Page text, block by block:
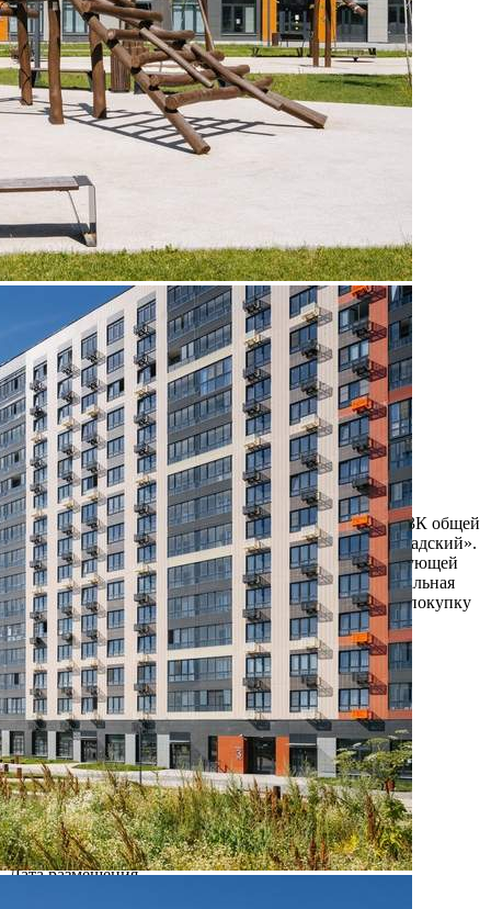
108024 - Г. МОСКВА,
ЛЕНИНГРАДСКОЕ
ШОССЕ, Д.228БСТР1
Москва / Московская обл
Получить контакты Посмотреть на карте
Прямая продажа от застройщика! Кладовая номер 123К общей
площадью 5.9 кв. м на -1-м этаже в ЖК «1-й Ленинградский».
Дополнительная скидка 2% на покупку 2-й и последующей
недвижимости: для клиентов предоставляется специальная
скидка до 2%. Скидку на вторую или последующую покупку
можно получить при приобретен...
347 (+1)
Навигация
Характеристики
О помещении
Где находится
Контакты
Другие объявления
Характеристики помещения
№ объявления
108024
Дата размещения